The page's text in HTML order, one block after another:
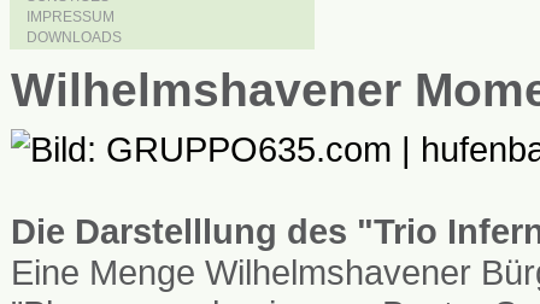
IMPRESSUM
DOWNLOADS
Wilhelmshavener
Die Darstelllung des "Trio
Eine Menge Wilhelmshavener